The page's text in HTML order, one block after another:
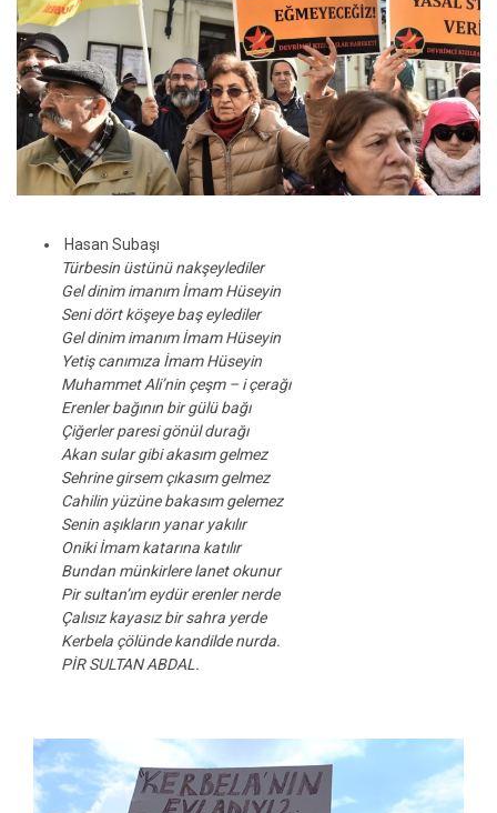
Hasan Subaşı
Türbesin üstünü nakşeylediler
Gel dinim imanım İmam Hüseyin
Seni dört köşeye baş eylediler
Gel dinim imanım İmam Hüseyin
Yetiş canımıza İmam Hüseyin
Muhammet Ali’nin çeşm – i çerağı
Erenler bağının bir gülü bağı
Çiğerler paresi gönül durağı
Akan sular gibi akasım gelmez
Sehrine girsem çıkasım gelmez
Cahilin yüzüne bakasım gelemez
Senin aşıkların yanar yakılır
Oniki İmam katarına katılır
Bundan münkirlere lanet okunur
Pir sultan’ım eydür erenler nerde
Çalısız kayasız bir sahra yerde
Kerbela çölünde kandilde nurda.
PİR SULTAN ABDAL.